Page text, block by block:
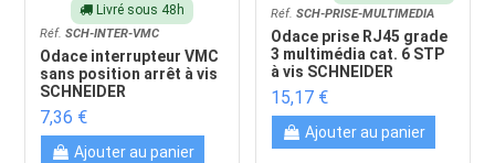
Livré sous 48h
Réf.SCH-INTER-VMC
Odace interrupteur VMC
sans position arrêt à vis
SCHNEIDER
7,36 €
Ajouter au panier
Réf.SCH-PRISE-MULTIMEDIA
Odace prise RJ45 grade
3 multimédia cat. 6 STP
à vis SCHNEIDER
15,17 €
Ajouter au panier